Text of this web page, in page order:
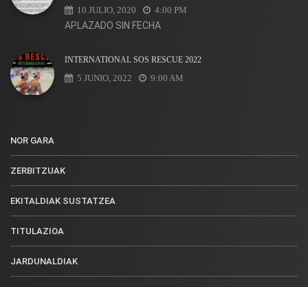
10 JULIO, 2020 4:00 PM
APLAZADO SIN FECHA
INTERNATIONAL SOS RESCUE 2022
5 JUNIO, 2022 9:00 AM
NOR GARA
ZERBITZUAK
EKITALDIAK SUSTATZEA
TITULAZIOA
JARDUNALDIAK